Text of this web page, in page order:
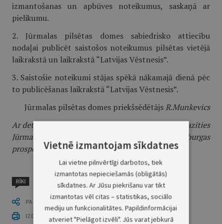
izmantošanas un apbūves noteikumus, saskaņā ar
pielikumu.
2. Jūrmalas pilsētas domes sabiedrisko attiecību
nodaļai publicēt saistošos noteikumus pilsētas vietējā
laikrakstā un laikrakstā “Latvijas Vēstnesis”.
3. Saistošie noteikumi stājas spēkā nākamajā dienā pēc
to publicēšanas laikrakstā “Latvijas Vēstnesis”.
Jūrmalas pilsētas domes priekšsēdētājsR.Munkevics
Ar detālā plānojuma pilnu dokumentāciju var iepazīties
Jūrmalas pilsētas domes Būvvaldes arhīvā Edinburgas
prospektā 75, Jūrmalā.
RĪKI
PASTĀSTI CITIEM
IZDRUKĀT PUBLIKĀCIJU
Vietnē izmantojam sīkdatnes
Lai vietne pilnvērtīgi darbotos, tiek
izmantotas nepieciešamās (obligātās)
sīkdatnes. Ar Jūsu piekrišanu var tikt
izmantotas vēl citas – statistikas, sociālo
mediju un funkcionalitātes. Papildinformācijai
atveriet "Pielāgot izvēli". Jūs varat jebkurā